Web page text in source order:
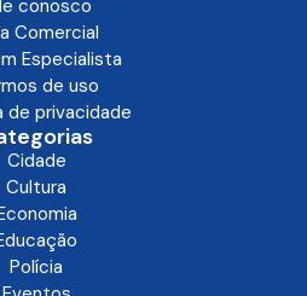
conosco
Comercial
Especialista
de uso
de privacidade
Cidade
Cultura
Polícia